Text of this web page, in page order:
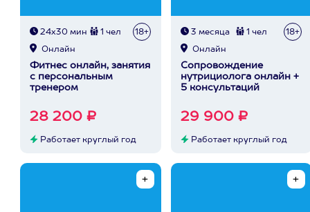
24х30 мин 1 чел 18+
Онлайн
Фитнес онлайн, занятия
с персональным
тренером
28 200 ₽
Работает круглый год
3 месяца 1 чел 18+
Онлайн
Сопровождение
нутрициолога онлайн +
5 консультаций
29 900 ₽
Работает круглый год